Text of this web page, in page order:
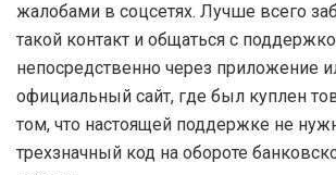
жалобами в соцсетях. Лучше всего
такой контакт и общаться с
непосредственно через приложение
официальный сайт, где был куплен
том, что настоящей поддержке не
трехзначный код на обороте